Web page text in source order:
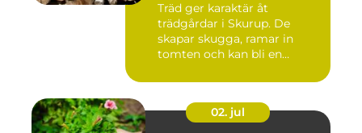
Träd ger karaktär åt
trädgårdar i Skurup. De
skapar skugga, ramar in
tomten och kan bli en
02. jul